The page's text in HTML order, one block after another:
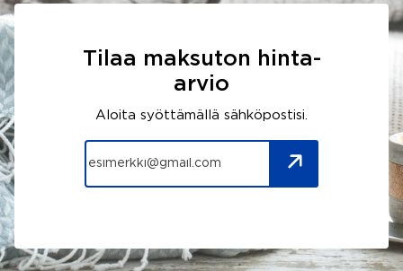
Tilaa maksuton hinta-
arvio
Aloita syöttämällä sähköpostisi.